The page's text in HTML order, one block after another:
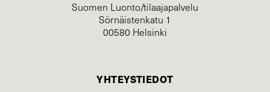
Suomen Luonto/tilaajapalvelu
Sörnäistenkatu 1
00580 Helsinki
YHTEYSTIEDOT